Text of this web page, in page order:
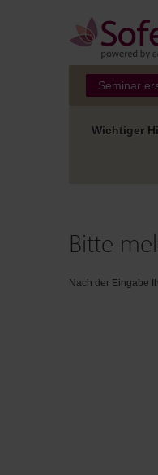
Seminar
Wichtiger
Bitte
Nach der Eingabe